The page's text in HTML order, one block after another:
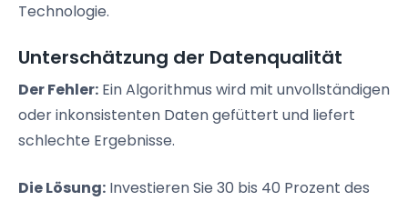
Technologie.
Unterschätzung der Datenqualität
Der Fehler: Ein Algorithmus wird mit unvollständigen
oder inkonsistenten Daten gefüttert und liefert
schlechte Ergebnisse.
Die Lösung: Investieren Sie 30 bis 40 Prozent des